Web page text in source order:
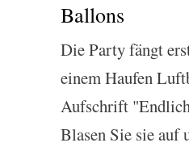
Ballons
Die Party fängt
einem Haufen
Aufschrift
Blasen Sie sie auf